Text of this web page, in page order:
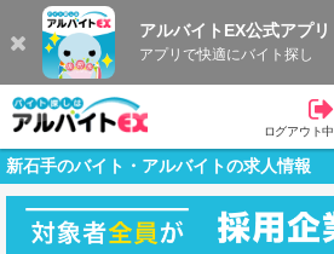
アルバイトEX公式アプリ
アプリで快適にバイト探し
ログアウト中
新石手のバイト・アルバイトの求人情報